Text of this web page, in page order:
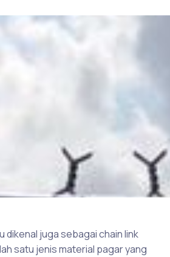
dikenal juga sebagai chain link
satu jenis material pagar yang